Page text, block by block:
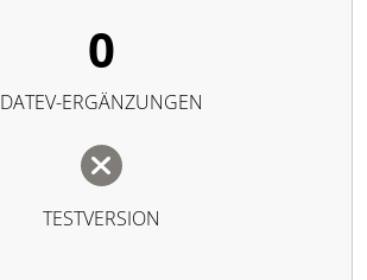
0
DATEV-ERGÄNZUNGEN
TESTVERSION